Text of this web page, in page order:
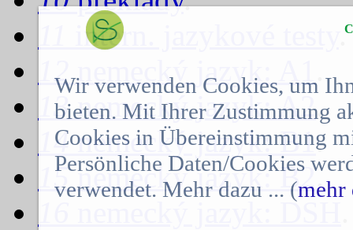
intern. jazykové testy
.
12nemecký jazyk: A1
13nemecký jazyk: A2.
14nemecký jazyk: B1.
15nemecký jazyk: B2.
nemecký jazyk: DSH
Wir verwenden Cookies, um
bieten. Mit Ihrer Zustimmung
Cookies in Übereinstimmung
Persönliche Daten/Cookies
verwendet. Mehr dazu ... (mehr